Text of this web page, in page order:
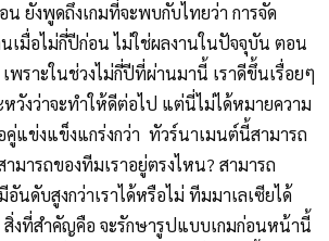
ยังพูดถึงเกมที่จะพบกับไทยว่า การจัด
เมื่อไม่กี่ปีก่อน ไม่ใช่ผลงานในปัจจุบัน ตอน
พราะในช่วงไม่กี่ปีที่ผ่านมานี้ เราดีขึ้นเรื่อยๆ
วังว่าจะทำให้ดีต่อไป แต่นี่ไม่ได้หมายความ
คู่แข่งแข็งแกร่งกว่า ทัวร์นาเมนต์นี้สามารถ
มารถของทีมเราอยู่ตรงไหน? สามารถ
นดับสูงกว่าเราได้หรือไม่ ทีมมาเลเซียได้
สิ่งที่สำคัญคือ จะรักษารูปแบบเกมก่อนหน้านี้